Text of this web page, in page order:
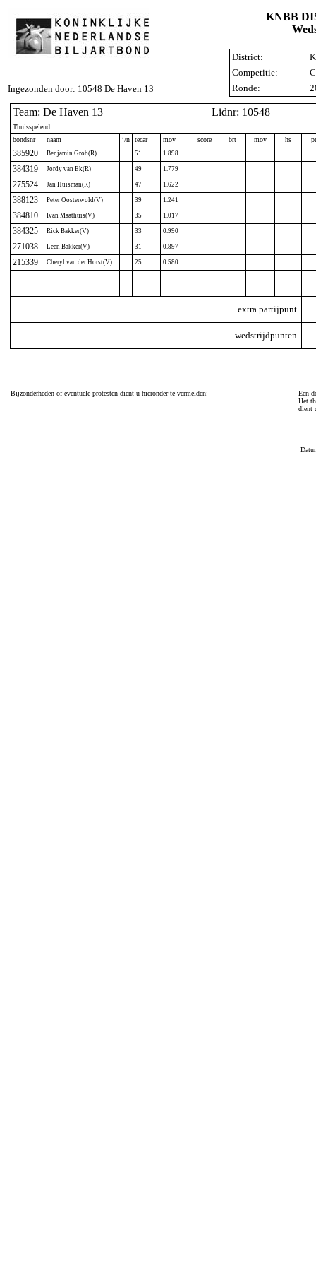
Ingezonden door: 10548 De Haven 13
KNBB
District:
Competitie:
Ronde:
Team: De Haven 13 Lidnr: 10548
Thuisspelend
bondsnr
naam j/n tecar moy score brt moy hs
385920 Benjamin Grob(R) 51 1.898
384319 Jordy van Ek(R) 49 1.779
275524 Jan Huisman(R) 47 1.622
388123 Peter Oosterwold(V) 39 1.241
384810 Ivan Maathuis(V) 35 1.017
384325 Rick Bakker(V) 33 0.990
271038 Leen Bakker(V) 31 0.897
215339 Cheryl van der Horst(V) 25 0.580
extra partijpunt
wedstrijdpunten
Bijzonderheden of eventuele protesten dient u hieronder te vermelden:
Een
Het
dient